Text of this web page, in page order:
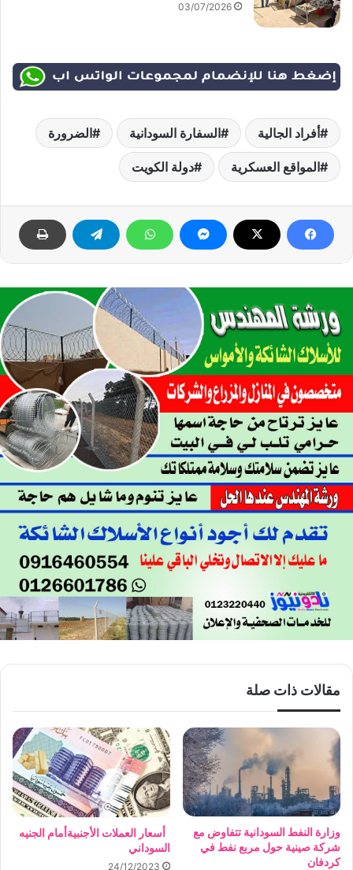
03/07/2026
أفراد الجالية السفارة السودانية الضرورة
المواقع العسكرية دولة الكويت
مقالات ذات صلة
وزارة النفط السودانية تتفاوض مع
شركة صينية حول مربع نفط في
كردفان
أسعار العملات الأجنبيةأمام الجنيه
السوداني
24/12/2023